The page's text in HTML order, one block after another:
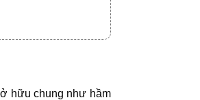
hữu chung như hầm